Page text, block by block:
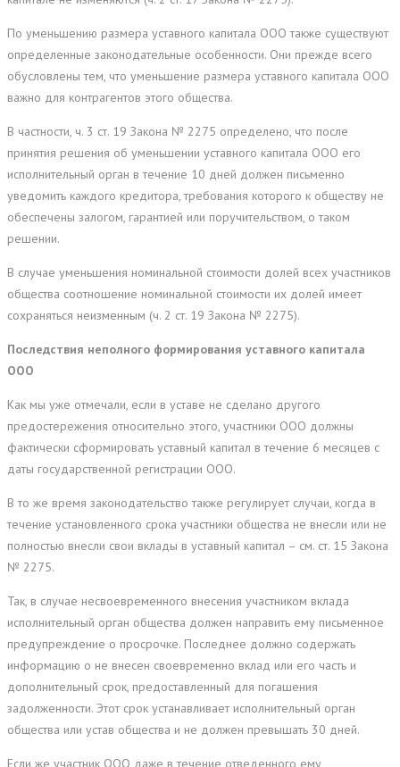
По уменьшению размера уставного капитала ООО также существуют
определенные законодательные особенности. Они прежде всего
обусловлены тем, что уменьшение размера уставного капитала ООО
важно для контрагентов этого общества.
В частности, ч. 3 ст. 19 Закона № 2275 определено, что после
принятия решения об уменьшении уставного капитала ООО его
исполнительный орган в течение 10 дней должен письменно
уведомить каждого кредитора, требования которого к обществу не
обеспечены залогом, гарантией или поручительством, о таком
решении.
В случае уменьшения номинальной стоимости долей всех участников
общества соотношение номинальной стоимости их долей имеет
сохраняться неизменным (ч. 2 ст. 19 Закона № 2275).
Последствия неполного формирования уставного капитала
ООО
Как мы уже отмечали, если в уставе не сделано другого
предостережения относительно этого, участники ООО должны
фактически сформировать уставный капитал в течение 6 месяцев с
даты государственной регистрации ООО.
В то же время законодательство также регулирует случаи, когда в
течение установленного срока участники общества не внесли или не
полностью внесли свои вклады в уставный капитал – см. ст. 15 Закона
№ 2275.
Так, в случае несвоевременного внесения участником вклада
исполнительный орган общества должен направить ему письменное
предупреждение о просрочке. Последнее должно содержать
информацию о не внесен своевременно вклад или его часть и
дополнительный срок, предоставленный для погашения
задолженности. Этот срок устанавливает исполнительный орган
общества или устав общества и не должен превышать 30 дней.
Если же участник ООО даже в течение отведенного ему